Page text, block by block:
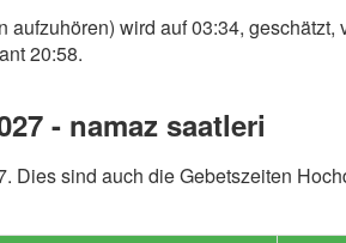
aufzuhören) wird auf 03:34, geschätzt,
20:58.
- namaz saatleri
Dies sind auch die Gebetszeiten